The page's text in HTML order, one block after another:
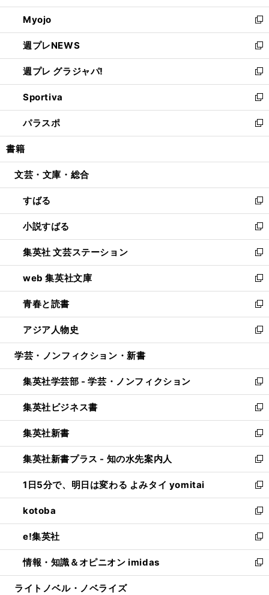
開
く
ウ
で
開
く
ン
ド
ウ
で
開
く
ウ
ィ
ン
ド
ウ
で
開
く
Myojo
新
し
い
ウ
ィ
ン
ド
ウ
で
開
週プレNEWS
新
し
い
ウ
ィ
ン
ド
ウ
開
週プレ グラジャパ!
新
し
い
ウ
ィ
ン
ウ
開
く
Sportiva
新
し
い
ウ
ン
ウ
で
開
く
パラスポ
新
し
ウ
ン
ド
ウ
で
開
く
書籍
文芸・文庫・総合
すばる
新
し
い
ウ
ィ
ン
ド
ウ
で
開
く
小説すばる
新
し
い
ウ
ィ
ン
ド
ウ
で
開
集英社 文芸ステーション
新
し
い
ウ
ィ
ン
ド
ウ
開
く
web 集英社文庫
新
し
い
ウ
ィ
ン
ウ
で
開
く
青春と読書
新
し
い
ウ
ン
ド
ウ
で
開
く
アジア人物史
新
し
ウ
ィ
ン
ド
ウ
で
開
く
学芸・ノンフィクション・新書
集英社学芸部 - 学芸・ノンフィクション
新
し
い
ウ
ィ
ン
ド
ウ
で
開
く
集英社ビジネス書
新
し
い
ウ
ィ
ン
ド
ウ
で
開
く
集英社新書
新
し
い
ウ
ィ
ン
ド
ウ
で
開
く
集英社新書プラス - 知の水先案内人
新
し
い
ウ
ィ
ン
ド
ウ
で
開
1日5分で、明日は変わる よみタイ yomitai
新
し
い
ウ
ィ
ン
ド
ウ
kotoba
新
し
い
ウ
ィ
ン
e!集英社
新
し
い
ウ
情報・知識＆オピニオン imidas
新
し
ライトノベル・ノベライズ